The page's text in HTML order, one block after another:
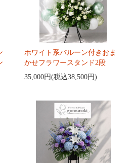
ホワイト系バルーン付きおま
かせフラワースタンド2段
35,000円(税込38,500円)